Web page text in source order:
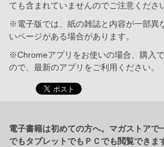
ても含まれていませんのでご注意くださ
※電子版では、紙の雑誌と内容が一部異
いページがある場合があります。
※Chromeアプリをお使いの場合、購入
ので、最新のアプリをご利用ください。
電子書籍は初めての方へ。マガストアで
でもタブレットでもＰＣでも閲覧できま